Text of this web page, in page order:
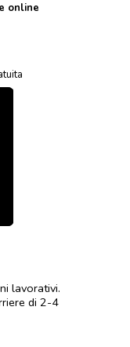
online
lavorativi.
di 2-4